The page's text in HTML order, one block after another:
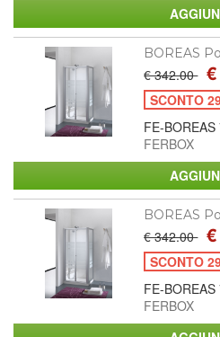
BOREAS
€ 342.00
SCONTO
FE-
FERBOX
BOREAS
€ 342.00
SCONTO
FE-
FERBOX